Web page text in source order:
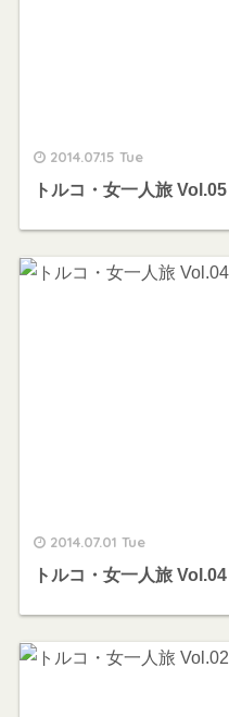
2014.07.15 Tue
トルコ・女一人旅 Vol.05
2014.07.01 Tue
トルコ・女一人旅 Vol.04